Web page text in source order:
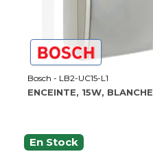
Bosch - LB2-UC15-L1
ENCEINTE, 15W, BLANCHE
En Stock